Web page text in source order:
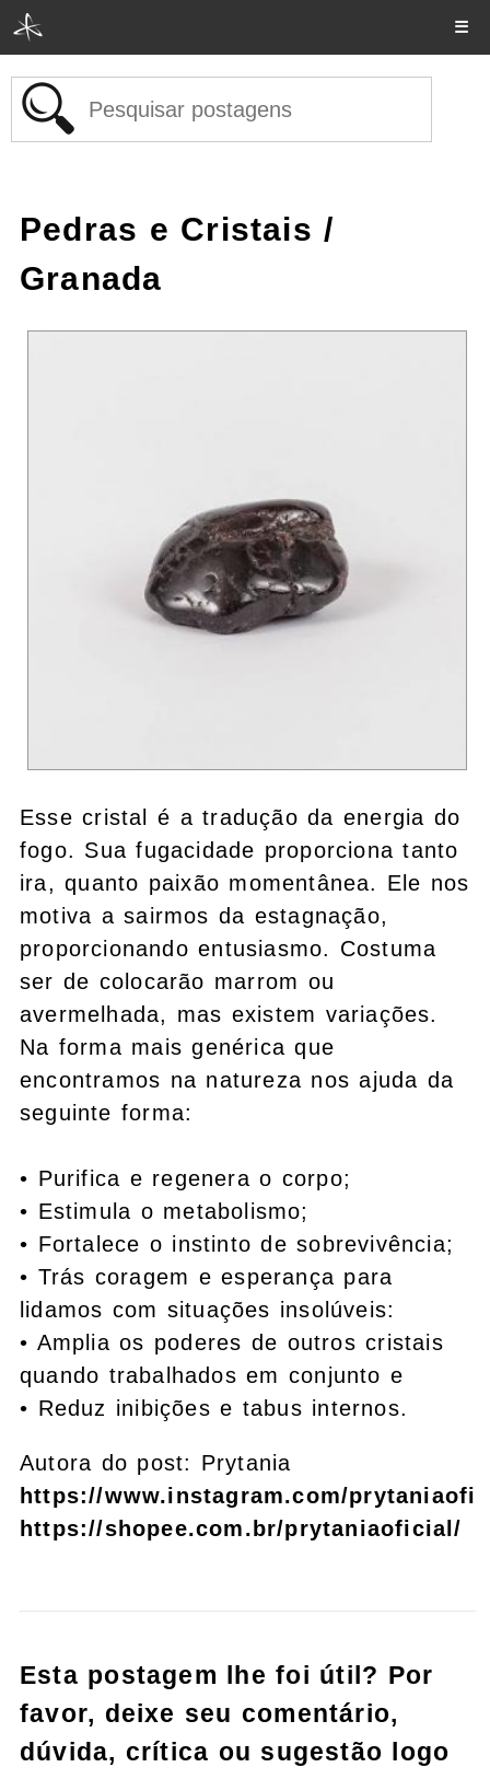
☰
Pedras e Cristais/
Granada
Esse cristal é a tradução da energia do
fogo. Sua fugacidade proporciona tanto
ira, quanto paixão momentânea. Ele nos
motiva a sairmos da estagnação,
proporcionando entusiasmo. Costuma
ser de colocarão marrom ou
avermelhada, mas existem variações.
Na forma mais genérica que
encontramos na natureza nos ajuda da
seguinte forma:
• Purifica e regenera o corpo;
• Estimula o metabolismo;
• Fortalece o instinto de sobrevivência;
• Trás coragem e esperança para
lidamos com situações insolúveis:
• Amplia os poderes de outros cristais
quando trabalhados em conjunto e
• Reduz inibições e tabus internos.
Autora do post: Prytania
https://www.instagram.com/
https://shopee.com.br/prytaniaoficial/
Esta postagem lhe foi útil? Por
favor, deixe seu comentário,
dúvida, crítica ou sugestão logo